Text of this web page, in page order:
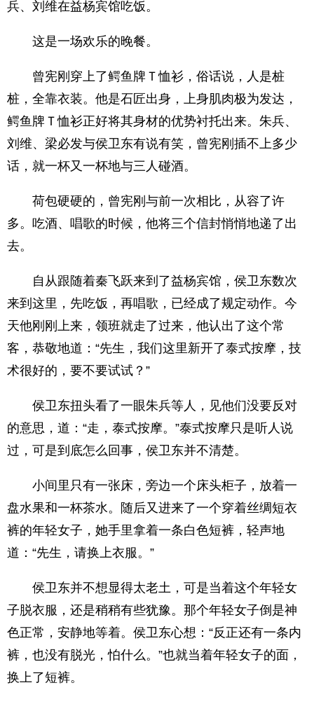
兵、刘维在益杨宾馆吃饭。
这是一场欢乐的晚餐。
曾宪刚穿上了鳄鱼牌Ｔ恤衫，俗话说，人是桩
桩，全靠衣装。他是石匠出身，上身肌肉极为发达，
鳄鱼牌Ｔ恤衫正好将其身材的优势衬托出来。朱兵、
刘维、梁必发与侯卫东有说有笑，曾宪刚插不上多少
话，就一杯又一杯地与三人碰酒。
荷包硬硬的，曾宪刚与前一次相比，从容了许
多。吃酒、唱歌的时候，他将三个信封悄悄地递了出
去。
自从跟随着秦飞跃来到了益杨宾馆，侯卫东数次
来到这里，先吃饭，再唱歌，已经成了规定动作。今
天他刚刚上来，领班就走了过来，他认出了这个常
客，恭敬地道：“先生，我们这里新开了泰式按摩，技
术很好的，要不要试试？”
侯卫东扭头看了一眼朱兵等人，见他们没要反对
的意思，道：“走，泰式按摩。”泰式按摩只是听人说
过，可是到底怎么回事，侯卫东并不清楚。
小间里只有一张床，旁边一个床头柜子，放着一
盘水果和一杯茶水。随后又进来了一个穿着丝绸短衣
裤的年轻女子，她手里拿着一条白色短裤，轻声地
道：“先生，请换上衣服。”
侯卫东并不想显得太老土，可是当着这个年轻女
子脱衣服，还是稍稍有些犹豫。那个年轻女子倒是神
色正常，安静地等着。侯卫东心想：“反正还有一条内
裤，也没有脱光，怕什么。”也就当着年轻女子的面，
换上了短裤。